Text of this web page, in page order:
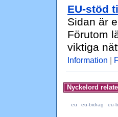
EU-stöd
Sidan är
Förutom
viktiga
Information |
Nyckelord
eu eu-bidrag eu-